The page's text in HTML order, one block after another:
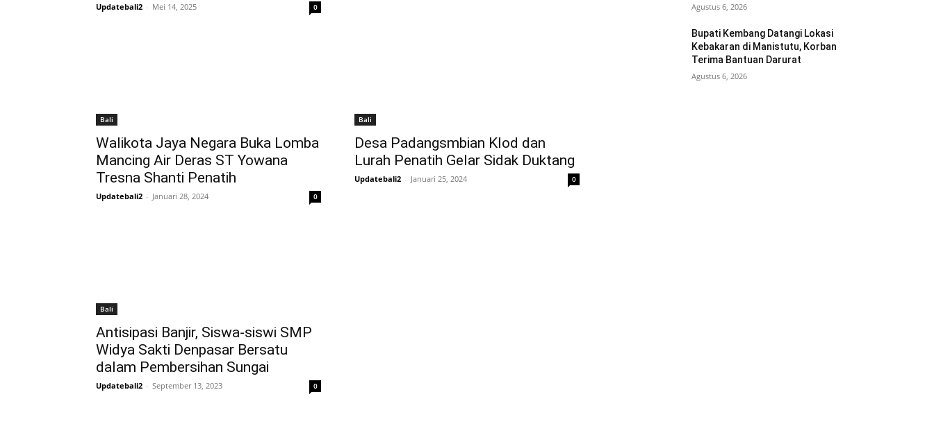
Updatebali2 - Mei 14, 2025 0
Bali
Walikota Jaya Negara Buka Lomba
Mancing Air Deras ST Yowana
Tresna Shanti Penatih
Updatebali2 - Januari 28, 2024 0
Bali
Desa Padangsmbian Klod dan
Lurah Penatih Gelar Sidak Duktang
Updatebali2 - Januari 25, 2024 0
Bali
Antisipasi Banjir, Siswa-siswi SMP
Widya Sakti Denpasar Bersatu
dalam Pembersihan Sungai
Updatebali2 - September 13, 2023 0
Agustus 6, 2026
Bupati Kembang Datangi Lokasi
Kebakaran di Manistutu, Korban
Terima Bantuan Darurat
Agustus 6, 2026